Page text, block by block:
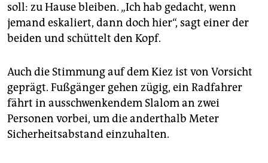
soll: zu Hause bleiben. „Ich hab gedacht, wenn
jemand eskaliert, dann doch hier“, sagt einer der
beiden und schüttelt den Kopf.
Auch die Stimmung auf dem Kiez ist von Vorsicht
geprägt. Fußgänger gehen zügig, ein Radfahrer
fährt in ausschwenkendem Slalom an zwei
Personen vorbei, um die anderthalb Meter
Sicherheitsabstand einzuhalten.